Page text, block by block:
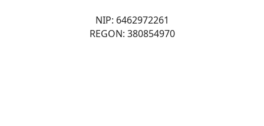
NIP: 6462972261
REGON: 380854970